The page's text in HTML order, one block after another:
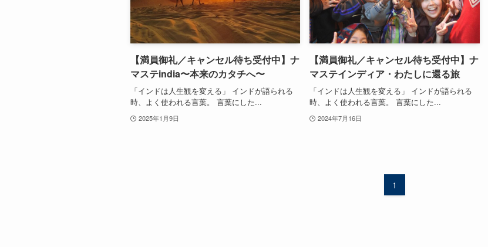
【満員御礼／キャンセル待ち受付中】ナ
マステindia〜本来のカタチへ〜
「インドは人生観を変える」 インドが語られる
時、よく使われる言葉。 言葉にした...
2025年1月9日
【満員御礼／キャンセル待ち受付中】ナ
マステインディア・わたしに還る旅
「インドは人生観を変える」 インドが語られる
時、よく使われる言葉。 言葉にした...
2024年7月16日
1